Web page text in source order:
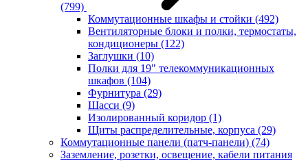
(799)
Коммутационные шкафы и стойки (492)
Вентиляторные блоки и полки, термостаты,
кондиционеры (122)
Заглушки (10)
Полки для 19" телекоммуникационных
шкафов (104)
Фурнитура (29)
Шасси (9)
Изолированный коридор (1)
Щиты распределительные, корпуса (29)
Коммутационные панели (патч-панели) (74)
Заземление, розетки, освещение, кабели питания